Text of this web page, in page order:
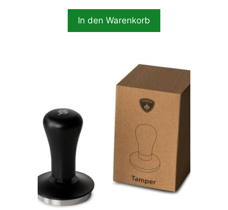
In den Warenkorb